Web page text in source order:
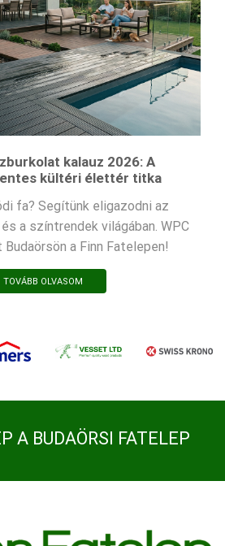
kalauz 2026: A
kültéri élettér titka
fa? Segítünk eligazodni az
a színtrendek világában. WPC
a Finn Fatelepen!
TOVÁBB OLVASOM
A BUDAÖRSI FATELEP